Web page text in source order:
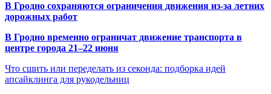
В Гродно сохраняются ограничения движения из-за летних
дорожных работ
В Гродно временно ограничат движение транспорта в
центре города 21–22 июня
Что сшить или переделать из секонда: подборка идей
апсайклинга для рукодельниц